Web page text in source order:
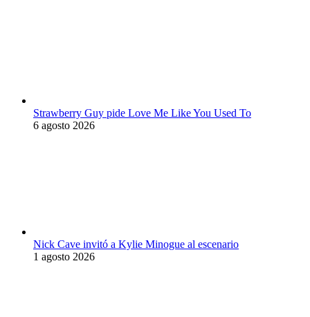
Strawberry Guy pide Love Me Like You Used To
6 agosto 2026
Nick Cave invitó a Kylie Minogue al escenario
1 agosto 2026